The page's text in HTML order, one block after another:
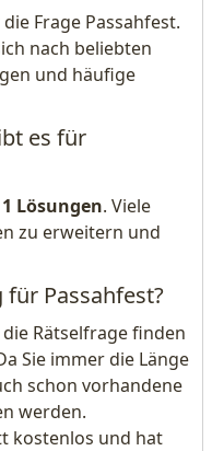
Frage Passahfest.
nach beliebten
und häufige
es für
1 Lösungen. Viele
zu erweitern und
Passahfest?
Rätselfrage finden
Sie immer die Länge
schon vorhandene
werden.
kostenlos und hat